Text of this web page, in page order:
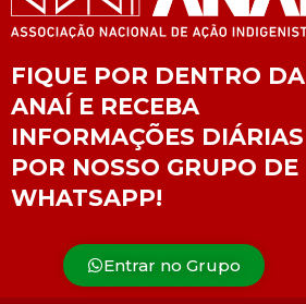
FIQUE POR DENTRO DA
ANAÍ E RECEBA
INFORMAÇÕES DIÁRIAS
POR NOSSO GRUPO DE
WHATSAPP!
Entrar no Grupo